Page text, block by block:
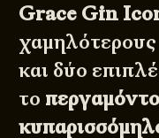
Grace Gin
και δύο
το περγαμόντο